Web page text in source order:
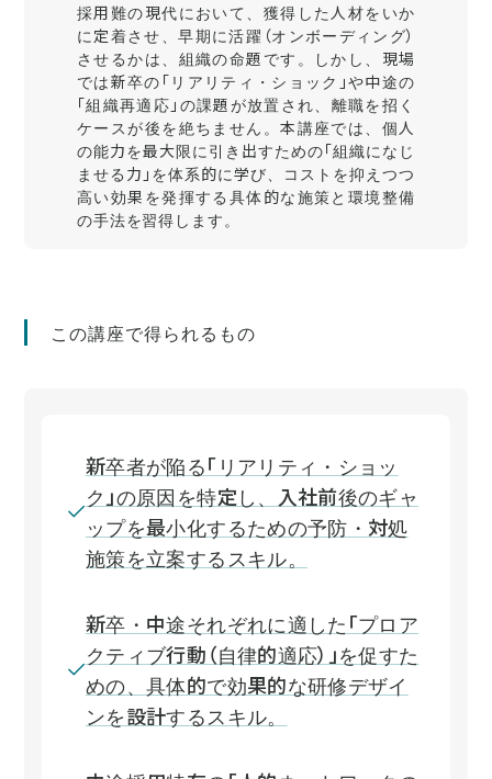
採用難の現代において、獲得した人材をいか
に定着させ、早期に活躍（オンボーディング）
させるかは、組織の命題です。しかし、現場
では新卒の「リアリティ・ショック」や中途の
「組織再適応」の課題が放置され、離職を招く
ケースが後を絶ちません。本講座では、個人
の能力を最大限に引き出すための「組織になじ
ませる力」を体系的に学び、コストを抑えつつ
高い効果を発揮する具体的な施策と環境整備
の手法を習得します。
この講座で得られるもの
新卒者が陥る「リアリティ・ショッ
ク」の原因を特定し、入社前後のギャ
ップを最小化するための予防・対処
施策を立案するスキル。
新卒・中途それぞれに適した「プロア
クティブ行動（自律的適応）」を促すた
めの、具体的で効果的な研修デザイ
ンを設計するスキル。